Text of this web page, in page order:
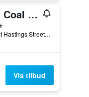
Coast Coal Harbour Vancouver Hotel By Apa
1180 West Hastings Street, Vancouver, BC, Canada
Vis tilbud